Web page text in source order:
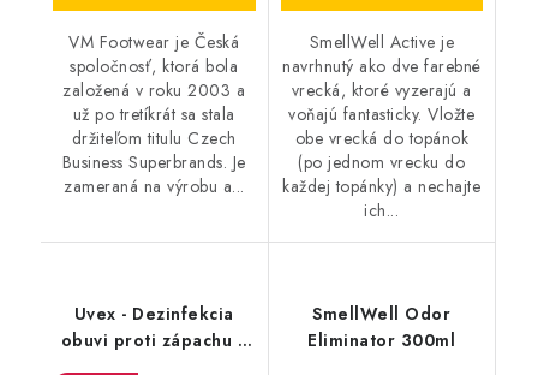
VM Footwear je Česká
spoločnosť, ktorá bola
založená v roku 2003 a
už po tretíkrát sa stala
držiteľom titulu Czech
Business Superbrands. Je
zameraná na výrobu a...
SmellWell Active je
navrhnutý ako dve farebné
vrecká, ktoré vyzerajú a
voňajú fantasticky. Vložte
obe vrecká do topánok
(po jednom vrecku do
každej topánky) a nechajte
ich...
Uvex - Dezinfekcia
obuvi proti zápachu a
SmellWell Odor
Eliminator 300ml